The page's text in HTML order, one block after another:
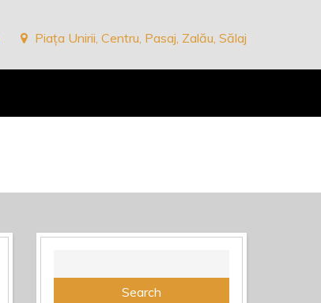
Piața Unirii, Centru, Pasaj, Zalău, Sălaj
for: